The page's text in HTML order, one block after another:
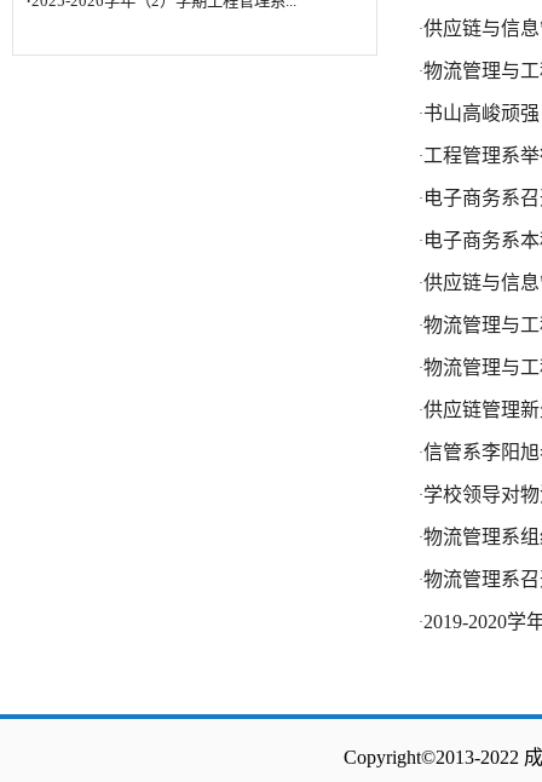
·供应链与信
·物流管理与
·书山高峻顽
·工程管理系
· 电子商务系
· 电子商务系
·供应链与信
·物流管理与
·物流管理与
·供应链管理
·信管系李阳
·学校领导对
·物流管理系
·物流管理系
·2019-2020学
Copyright©2013-2022